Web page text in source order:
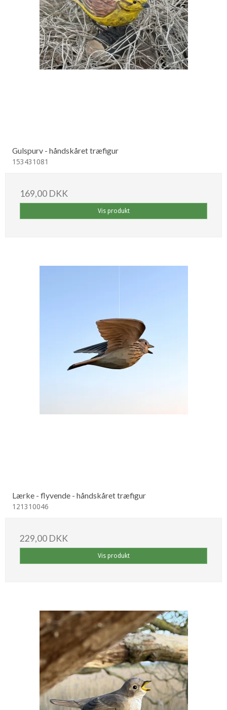
Gulspurv - håndskåret træfigur
153431081
169,00 DKK
Vis produkt
Lærke - flyvende - håndskåret træfigur
121310046
229,00 DKK
Vis produkt